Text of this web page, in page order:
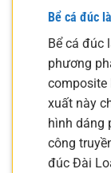
Bể cá đúc
Bể cá đúc
phương
composite
xuất này
hình dáng
công
đúc Đài